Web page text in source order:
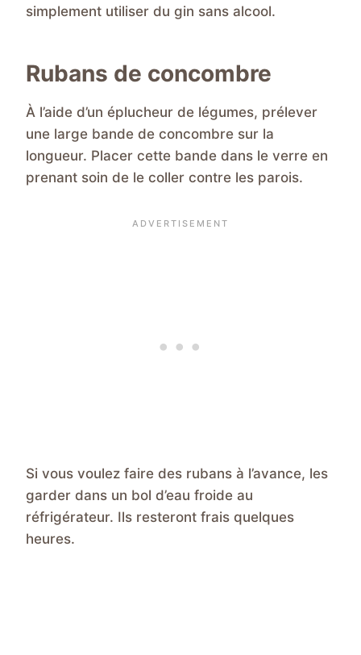
simplement utiliser du gin sans alcool.
Rubans de concombre
À l’aide d’un éplucheur de légumes, prélever
une large bande de concombre sur la
longueur. Placer cette bande dans le verre en
prenant soin de le coller contre les parois.
Si vous voulez faire des rubans à l’avance, les
garder dans un bol d’eau froide au
réfrigérateur. Ils resteront frais quelques
heures.